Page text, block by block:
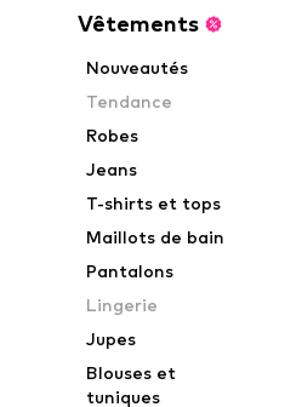
Vêtements
Nouveautés
Tendance
Robes
Jeans
T-shirts et tops
Maillots de bain
Pantalons
Lingerie
Jupes
Blouses et
tuniques